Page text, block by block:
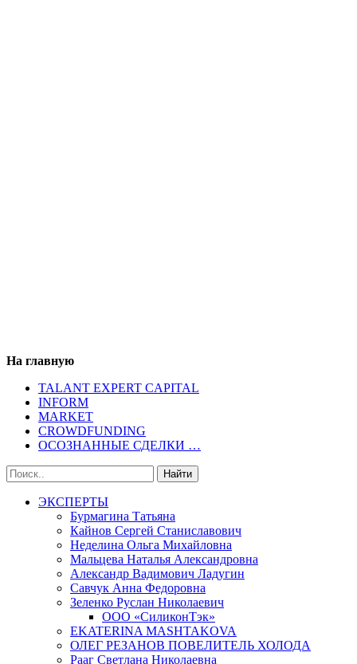
На главную
TALANT EXPERT CAPITAL
INFORM
MARKET
CROWDFUNDING
ОСОЗНАННЫЕ СДЕЛКИ …
ЭКСПЕРТЫ
Бурмагина Татьяна
Кайнов Сергей Станиславович
Неделина Ольга Михайловна
Мальцева Наталья Александровна
Александр Вадимович Ладугин
Савчук Анна Федоровна
Зеленко Руслан Николаевич
ООО «СиликонТэк»
EKATERINA MASHTAKOVA
ОЛЕГ РЕЗАНОВ ПОВЕЛИТЕЛЬ ХОЛОДА
Рааг Светлана Николаевна